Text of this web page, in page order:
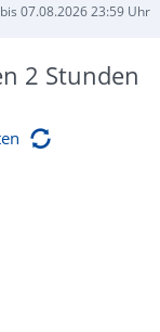
07.08.2026 23:59 Uhr
2 Stunden